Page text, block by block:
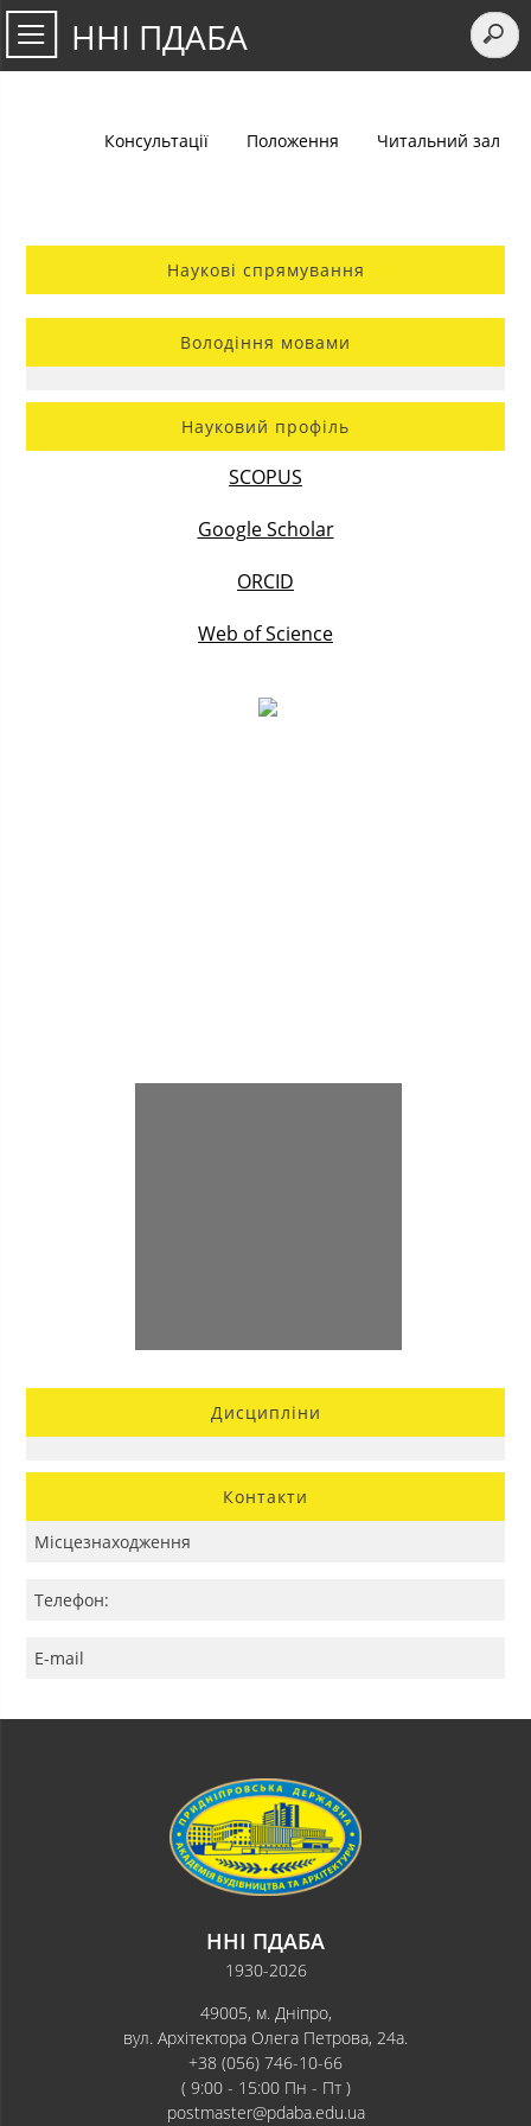
ННІ ПДАБА
Консультації Положення Читальний зал
Наукові спрямування
Володіння мовами
Науковий профіль
SCOPUS
Google Scholar
ORCID
Web of Science
Дисципліни
Контакти
Місцезнаходження
Телефон:
E-mail
ННІ ПДАБА
1930-2026
49005, м. Дніпро,
вул. Архітектора Олега Петрова, 24а.
+38 (056) 746-10-66
( 9:00 - 15:00 Пн - Пт )
postmaster@pdaba.edu.ua